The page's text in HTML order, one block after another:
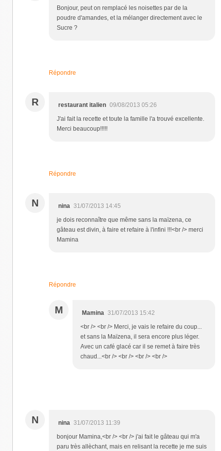
Bonjour, peut on remplacé les noisettes par de la
poudre d'amandes, et la mélanger directement avec le
Sucre ?
Répondre
R restaurant italien 09/08/2013 05:26
J'ai fait la recette et toute la famille l'a trouvé excellente.
Merci beaucoup!!!!!
Répondre
N nina 31/07/2013 14:45
je dois reconnaître que même sans la maïzena, ce
gâteau est divin, à faire et refaire à l'infini !!!<br /> merci
Mamina
Répondre
M Mamina 31/07/2013 15:42
<br /> <br /> Merci, je vais le refaire du coup...
et sans la Maïzena, il sera encore plus léger.
Avec un café glacé car il se remet à faire très
chaud...<br /> <br /> <br /> <br />
N nina 31/07/2013 11:39
bonjour Mamina,<br /> <br /> j'ai fait le gâteau qui m'a
paru très allèchant, mais en relisant la recette je me suis